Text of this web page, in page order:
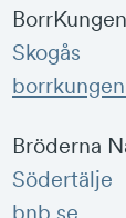
Skogås
Bröderna
Södertälje